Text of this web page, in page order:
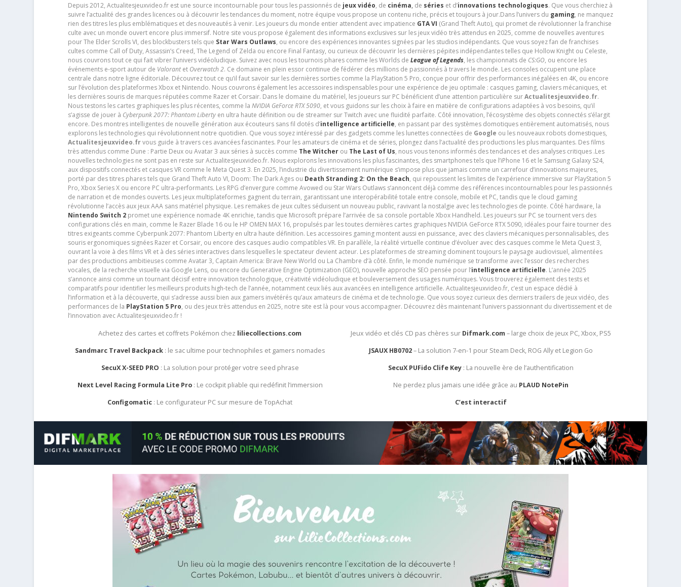
Depuis 2012, Actualitesjeuxvideo.fr est une source incontournable pour tous les passionnés de jeux vidéo, de cinéma,de séries et d’innovations technologiques. Que vous cherchiez à
suivre l’actualité des grandes licences ou à découvrir les tendances du moment, notre équipe vous propose un contenu riche, précis et toujours à jour.Dans l’univers du gaming, ne manquez
rien des titres les plus emblématiques et des nouveautés à venir. Les joueurs du monde entier attendent avec impatience GTA VI (Grand Theft Auto), qui promet de révolutionner la franchise
culte avec un monde ouvert encore plus immersif. Notre site vous propose également des informations exclusives sur les jeux vidéo très attendus en 2025, comme de nouvelles aventures
pour The Elder Scrolls VI, des blockbusters tels que Star Wars Outlaws, ou encore des expériences innovantes signées par les studios indépendants. Que vous soyez fan de franchises
cultes comme Call of Duty, Assassin’s Creed, The Legend of Zelda ou encore Final Fantasy, ou curieux de découvrir les dernières pépites indépendantes telles que Hollow Knight ou Celeste,
nous couvrons tout ce qui fait vibrer l’univers vidéoludique. Suivez avec nous les tournois phares comme les Worlds de League of Legends, les championnats de CS:GO, ou encore les
événements e-sport autour de Valorantet Overwatch 2. Ce domaine en plein essor continue de fédérer des millions de passionnés à travers le monde. Les consoles occupent une place
centrale dans notre ligne éditoriale. Découvrez tout ce qu’il faut savoir sur les dernières sorties comme la PlayStation 5 Pro, conçue pour offrir des performances inégalées en 4K, ou encore
sur l’évolution des plateformes Xbox et Nintendo. Nous couvrons également les accessoires indispensables pour une expérience de jeu optimale : casques gaming, claviers mécaniques, et
les dernières souris de marques réputées comme Razer et Corsair. Dans le domaine du matériel, les joueurs sur PC bénéficient d’une attention particulière surActualitesjeuxvideo.fr.
Nous testons les cartes graphiques les plus récentes, comme la NVIDIA GeForce RTX 5090, et vous guidons sur les choix à faire en matière de configurations adaptées à vos besoins, qu’il
s’agisse de jouer à Cyberpunk 2077: Phantom Libertyen ultra haute définition ou de streamer sur Twitch avec une fluidité parfaite. Côté innovation, l’écosystème des objets connectés s’élargit
encore. Des montres intelligentes de nouvelle génération aux écouteurs sans fil dotés d’intelligence artificielle, en passant par des systèmes domotiques entièrement automatisés, nous
explorons les technologies qui révolutionnent notre quotidien. Que vous soyez intéressé par des gadgets comme les lunettes connectées de Google ou les nouveaux robots domestiques,
Actualitesjeuxvideo.frvous guide à travers ces avancées fascinantes. Pour les amateurs de cinéma et de séries, plongez dans l’actualité des productions les plus marquantes. Des films
très attendus comme Dune : Partie Deux ou Avatar 3 aux séries à succès comme The Witcherou The Last of Us, nous vous tenons informés des tendances et des analyses critiques .Les
nouvelles technologies ne sont pas en reste sur Actualitesjeuxvideo.fr. Nous explorons les innovations les plus fascinantes, des smartphones tels que l’iPhone 16 et le Samsung Galaxy S24,
aux dispositifs connectés et casques VR comme le Meta Quest 3. En 2025, l’industrie du divertissement numérique s’impose plus que jamais comme un carrefour d’innovations majeures,
porté par des titres phares tels que Grand Theft Auto VI, Doom: The Dark Ages ou Death Stranding 2: On the Beach, qui repoussent les limites de l’expérience immersive sur PlayStation 5
Pro, Xbox Series X ou encore PC ultra-performants. Les RPG d’envergure comme Avowed ou Star Wars Outlaws s’annoncent déjà comme des références incontournables pour les passionnés
de narration et de mondes ouverts. Les jeux multiplateformes gagnent du terrain, garantissant une interopérabilité totale entre console, mobile et PC, tandis que le cloud gaming
révolutionne l’accès aux jeux AAA sans matériel physique. Les remakes de jeux cultes séduisent un nouveau public, ravivant la nostalgie avec les technologies de pointe. Côté hardware, la
Nintendo Switch 2promet une expérience nomade 4K enrichie, tandis que Microsoft prépare l’arrivée de sa console portable Xbox Handheld. Les joueurs sur PC se tournent vers des
configurations clés en main, comme le Razer Blade 16 ou le HP OMEN MAX 16, propulsés par les toutes dernières cartes graphiques NVIDIA GeForce RTX 5090, idéales pour faire tourner des
titres exigeants comme Cyberpunk 2077: Phantom Liberty en ultra haute définition. Les accessoires gaming montent aussi en puissance, avec des claviers mécaniques personnalisables, des
souris ergonomiques signées Razer et Corsair, ou encore des casques audio compatibles VR. En parallèle, la réalité virtuelle continue d’évoluer avec des casques comme le Meta Quest 3,
ouvrant la voie à des films VR et à des séries interactives dans lesquelles le spectateur devient acteur. Les plateformes de streaming dominent toujours le paysage audiovisuel, alimentées
par des productions ambitieuses comme Avatar 3, Captain America: Brave New World ou La Chambre d’à côté. Enfin, le monde numérique se transforme avec l’essor des recherches
vocales, de la recherche visuelle via Google Lens, ou encore du Generative Engine Optimization (GEO), nouvelle approche SEO pensée pour l’intelligence artificielle. L’année 2025
s’annonce ainsi comme un tournant décisif entre innovation technologique, créativité vidéoludique et bouleversement des usages numériques. Vous trouverez également des tests et
comparatifs pour identifier les meilleurs produits high-tech de l’année, notamment ceux liés aux avancées en intelligence artificielle. Actualitesjeuxvideo.fr, c’est un espace dédié à
l’information et à la découverte, qui s’adresse aussi bien aux gamers invétérés qu’aux amateurs de cinéma et de technologie. Que vous soyez curieux des derniers trailers de jeux vidéo, des
performances de la PlayStation 5 Pro, ou des jeux très attendus en 2025, notre site est là pour vous accompagner. Découvrez dès maintenant l’univers passionnant du divertissement et de
l’innovation avec Actualitesjeuxvideo.fr !
Achetez des cartes et coffrets Pokémon chez liliecollections.com
Sandmarc Travel Backpack: le sac ultime pour technophiles et gamers nomades
SecuX X-SEED PRO : La solution pour protéger votre seed phrase
Next Level Racing Formula Lite Pro: Le cockpit pliable qui redéfinit l’immersion
Configomatic : Le configurateur PC sur mesure de TopAchat
Jeux vidéo et clés CD pas chères sur Difmark.com – large choix de jeux PC, Xbox, PS5
JSAUX HB0702– La solution 7-en-1 pour Steam Deck, ROG Ally et Legion Go
SecuX PUFido Clife Key : La nouvelle ère de l’authentification
Ne perdez plus jamais une idée grâce au PLAUD NotePin
C’est interactif